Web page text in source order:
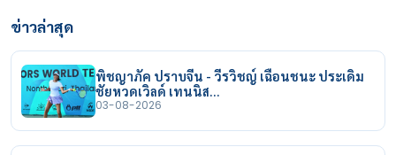
ข่าวล่าสุด
พิชญาภัค ปราบจีน - วีรวิชญ์ เฉือนชนะ ประเดิม
ชัยหวดเวิลด์ เทนนิส…
03-08-2026